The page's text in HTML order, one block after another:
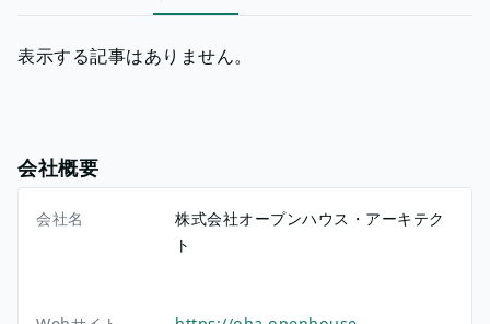
表示する記事はありません。
会社概要
会社名
株式会社オープンハウス・アーキテク
ト